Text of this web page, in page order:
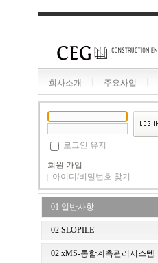
회사소개 주요사업
로그인 유지
회원 가입
아이디/비밀번호 찾기
01 일반사항
02 SLOPILE
02 xMS-통합계측관리시스템